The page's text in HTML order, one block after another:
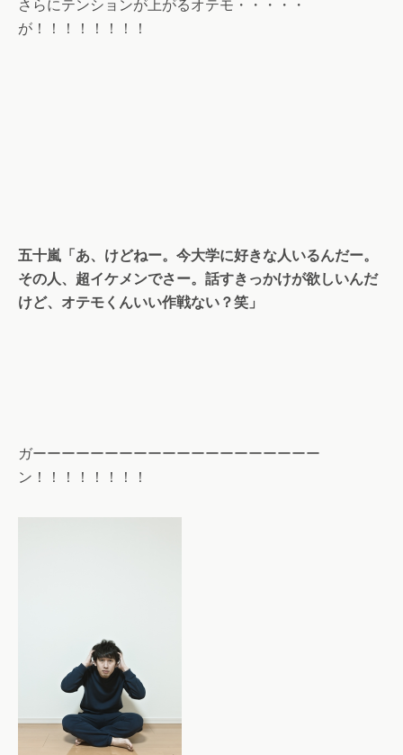
さらにテンションが上がるオテモ・・・・・
が！！！！！！！！
五十嵐「あ、けどねー。今大学に好きな人いるんだー。
その人、超イケメンでさー。話すきっかけが欲しいんだ
けど、オテモくんいい作戦ない？笑」
ガーーーーーーーーーーーーーーーーーーーー
ン！！！！！！！！